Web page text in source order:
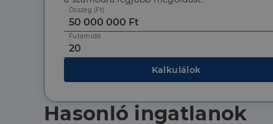
Összeg (Ft)
Futamidő
Kalkulálok
Hasonló ingatlanok
Név
Szolgáltató
Domain